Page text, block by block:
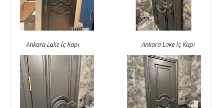
Ankara Lake İç Kapı Ankara Lake İç Kapı